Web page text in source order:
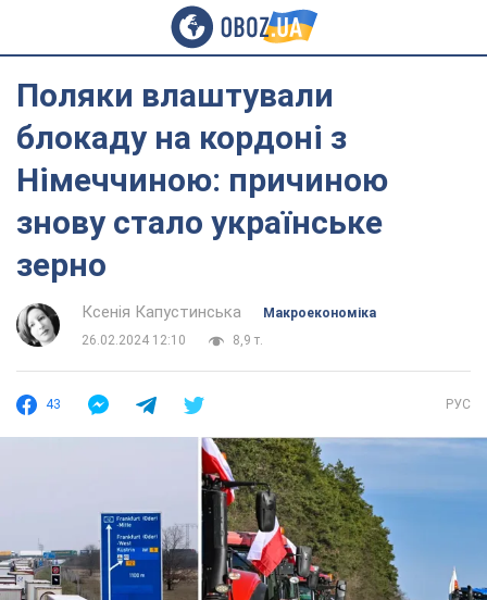
Поляки влаштували
блокаду на кордоні з
Німеччиною: причиною
знову стало українське
зерно
Ксенія Капустинська
Mакроекономіка
26.02.2024 12:10
8,9 т.
43 РУС